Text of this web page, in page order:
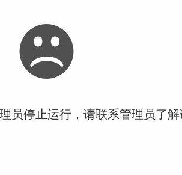
员停止运行，请联系管理员了